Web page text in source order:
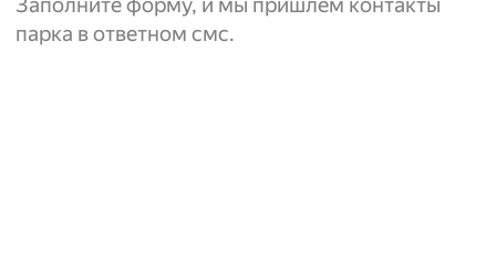
Заполните форму, и мы пришлём контакты
парка в ответном смс.